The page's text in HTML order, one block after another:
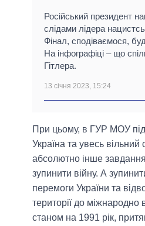
Російський президент
слідами лідера
Фінал, сподіваємося,
На інфографіці – що
Гітлера.
13 січня 2023, 15:24
При цьому, в ГУР МОУ
Україна та увесь вільний
абсолютно інше
зупинити війну. А
перемоги України та
території до міжнародно
станом на 1991 рік,